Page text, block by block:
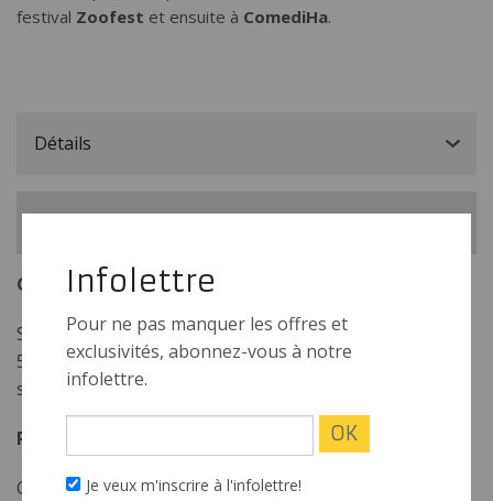
festival Zoofest et ensuite à ComediHa.
Détails
Gérante et Directrice de marque
Sylvie Savard
514-933-2462 p. 305
ssavard@koscene.ca
Productrice KOscène
Chantal Lussier
Infolettre
Pour ne pas manquer les offres et
exclusivités, abonnez-vous à notre
infolettre.
Je veux m'inscrire à l'infolettre!